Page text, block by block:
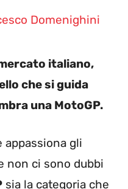
Domenighini
italiano,
che si guida
una MotoGP.
appassiona gli
non ci sono dubbi
sia la categoria che